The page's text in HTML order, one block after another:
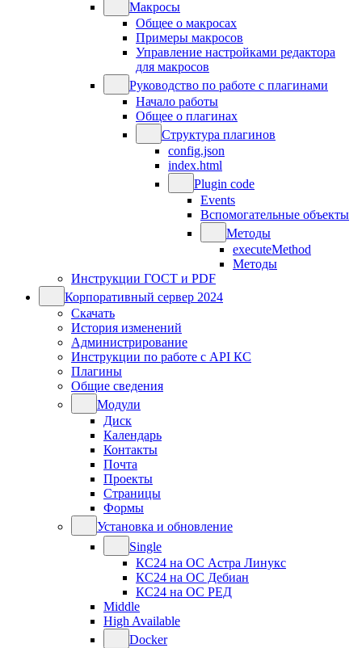
Макросы
Общее о макросах
Примеры макросов
Управление настройками редактора
для макросов
Руководство по работе с плагинами
Начало работы
Общее о плагинах
Структура плагинов
config.json
index.html
Plugin code
Events
Вспомогательные объекты
Методы
executeMethod
Методы
Инструкции ГОСТ и PDF
Корпоративный сервер 2024
Скачать
История изменений
Администрирование
Инструкции по работе с API КС
Плагины
Общие сведения
Модули
Диск
Календарь
Контакты
Почта
Проекты
Страницы
Формы
Установка и обновление
Single
КС24 на ОС Астра Линукс
КС24 на ОС Дебиан
КС24 на ОС РЕД
Middle
High Available
Docker